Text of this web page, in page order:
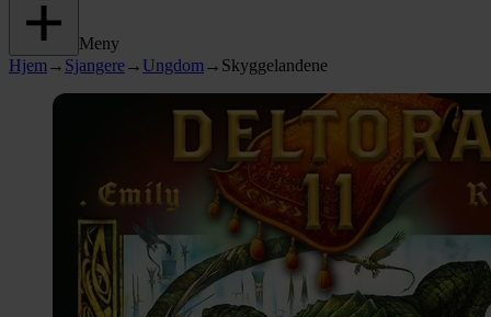
Meny
Hjem → Sjangere→ Ungdom → Skyggelandene